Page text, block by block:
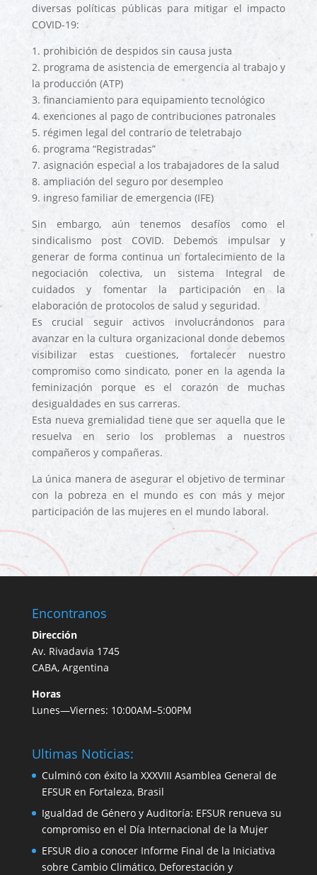
diversas políticas públicas para mitigar el impacto
COVID-19:
1. prohibición de despidos sin causa justa
2. programa de asistencia de emergencia al trabajo y
la producción (ATP)
3. financiamiento para equipamiento tecnológico
4. exenciones al pago de contribuciones patronales
5. régimen legal del contrario de teletrabajo
6. programa “Registradas”
7. asignación especial a los trabajadores de la salud
8. ampliación del seguro por desempleo
9. ingreso familiar de emergencia (IFE)
Sin embargo, aún tenemos desafíos como el
sindicalismo post COVID. Debemos impulsar y
generar de forma continua un fortalecimiento de la
negociación colectiva, un sistema Integral de
cuidados y fomentar la participación en la
elaboración de protocolos de salud y seguridad.
Es crucial seguir activos involucrándonos para
avanzar en la cultura organizacional donde debemos
visibilizar estas cuestiones, fortalecer nuestro
compromiso como sindicato, poner en la agenda la
feminización porque es el corazón de muchas
desigualdades en sus carreras.
Esta nueva gremialidad tiene que ser aquella que le
resuelva en serio los problemas a nuestros
compañeros y compañeras.
La única manera de asegurar el objetivo de terminar
con la pobreza en el mundo es con más y mejor
participación de las mujeres en el mundo laboral.
Encontranos
Dirección
Av. Rivadavia 1745
CABA, Argentina
Horas
Lunes—Viernes: 10:00AM–5:00PM
Ultimas Noticias:
Culminó con éxito la XXXVIII Asamblea General de
EFSUR en Fortaleza, Brasil
Igualdad de Género y Auditoría: EFSUR renueva su
compromiso en el Día Internacional de la Mujer
EFSUR dio a conocer Informe Final de la Iniciativa
sobre Cambio Climático, Deforestación y